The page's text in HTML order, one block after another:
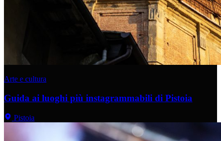
Arte e cultura
Guida ai luoghi più instagrammabili di Pistoia
Pistoia